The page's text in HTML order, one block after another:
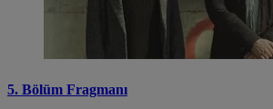
5. Bölüm Fragmanı